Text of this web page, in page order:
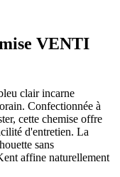
VENTI
clair incarne
Confectionnée à
cette chemise offre
d'entretien. La
sans
affine naturellement